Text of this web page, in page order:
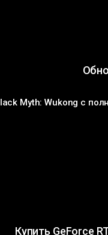
Myth: Wukong с
Купить GeForce